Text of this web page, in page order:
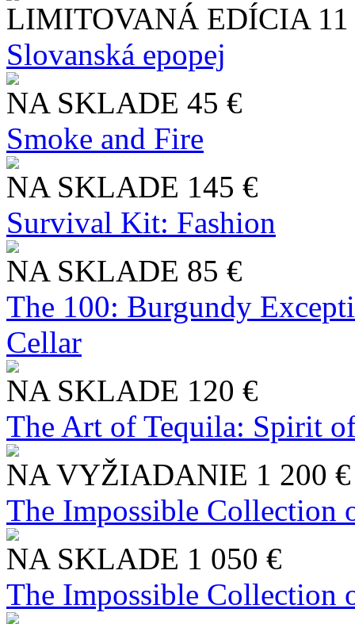
LIMITOVANÁ EDÍCIA
Slo​vanská epopej
NA SKLADE 45 €
Smoke and Fire
NA SKLADE 145 €
Survival Kit: Fashion
NA SKLADE 85 €
The 100: Burgundy
Cellar
NA SKLADE 120 €
The Art of Tequila: Spirit
NA VYŽIADANIE 1 200 €
The Impossible Collection
NA SKLADE 1 050 €
The Impossible Collection